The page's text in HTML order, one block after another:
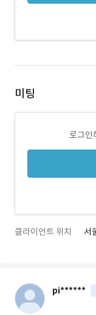
미팅
로그인
클라이언트 위치 서
pi******